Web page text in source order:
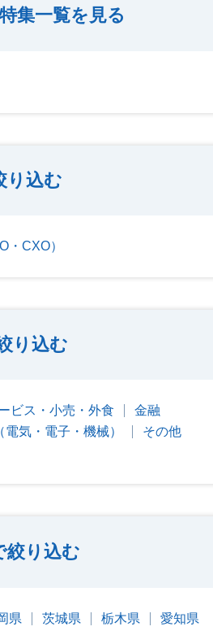
集一覧を見る
り込む
・CXO）
り込む
ビス・小売・外食
金融
電気・電子・機械）
その他
絞り込む
県 茨城県 栃木県
愛知県